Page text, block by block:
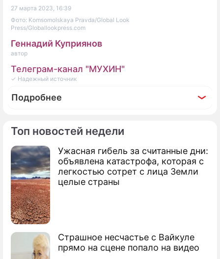
Топ новостей недели
Ужасная гибель за считанные дни:
объявлена катастрофа, которая с
легкостью сотрет с лица Земли
целые страны
Страшное несчастье с Вайкуле
прямо на сцене попало на видео
27 марта 2023, 16:39
Фото: Komsomolskaya Pravda/Global Look
Press/Globallookpress.com
Геннадий Куприянов
автор
Телеграм-канал "МУХИН"
✓ Надежный источник
Подробнее